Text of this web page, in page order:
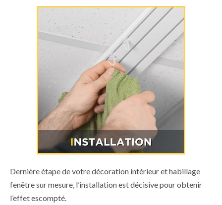
Dernière étape de votre décoration intérieur et habillage
fenêtre sur mesure, l’installation est décisive pour obtenir
l’effet escompté.